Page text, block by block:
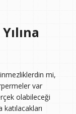
mi,
var
olabileceği